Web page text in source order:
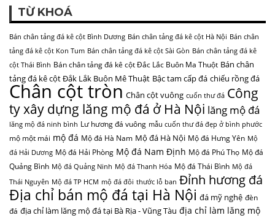
TỪ KHOÁ
Bán chân tảng đá kê cột Bình Dương Bán chân tảng đá kê cột Hà Nội Bán chân
tảng đá kê cột Kon Tum Bán chân tảng đá kê cột Sài Gòn Bán chân tảng đá kê
cột Thái Bình Bán chân tảng đá kê cột Đắc Lắc Buôn Ma Thuột Bán chân
tảng đá kê cột Đắk Lắk Buôn Mê Thuật Bậc tam cấp đá chiếu rồng đá
Chân cột tròn Chân cột vuông cuốn thư đá Công
ty xây dựng lăng mộ đá ở Hà Nội lăng mộ đá
lăng mộ đá ninh bình Lư hương đá vuông mẫu cuốn thư đá đẹp ở bình phước
mộ một mái mộ đá Mộ đá Hà Nam Mộ đá Hà Nội Mộ đá Hưng Yên Mộ
đá Hải Dương Mộ đá Hải Phòng Mộ đá Nam Định Mộ đá Phú Thọ Mộ đá
Quảng Bình Mộ đá Quảng Ninh Mộ đá Thanh Hóa Mộ đá Thái Bình Mộ đá
Thái Nguyên Mộ đá TP HCM mộ đá đôi thước lỗ ban Đỉnh hương đá
Địa chỉ bán mộ đá tại Hà Nội đá mỹ nghệ đèn
đá địa chỉ làm lăng mộ đá tại Bà Rịa - Vũng Tàu địa chỉ làm lăng mộ